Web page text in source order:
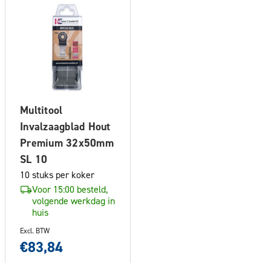
Multitool
Invalzaagblad Hout
Premium 32x50mm
SL 10
10 stuks per koker
Voor 15:00 besteld,
volgende werkdag in
huis
Excl. BTW
€83,84